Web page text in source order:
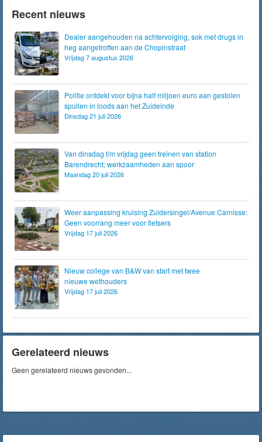
Recent nieuws
Dealer aangehouden na achtervolging, sok met drugs in
heg aangetroffen aan de Chopinstraat
Vrijdag 7 augustus 2026
Politie ontdekt voor bijna half miljoen euro aan gestolen
spullen in loods aan het Zuideinde
Dinsdag 21 juli 2026
Van dinsdag t/m vrijdag geen treinen van station
Barendrecht; werkzaamheden aan spoor
Maandag 20 juli 2026
Weer aanpassing kruising Zuidersingel/Avenue Carnisse:
Geen voorrang meer voor fietsers
Vrijdag 17 juli 2026
Nieuw college van B&W van start met twee
nieuwe wethouders
Vrijdag 17 juli 2026
Gerelateerd nieuws
Geen gerelateerd nieuws gevonden...